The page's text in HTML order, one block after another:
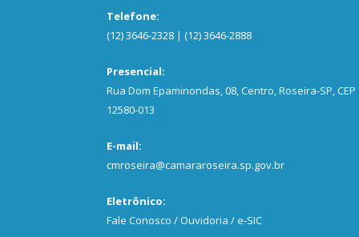
Telefone:
(12) 3646-2328 | (12) 3646-2888
Presencial:
Rua Dom Epaminondas, 08, Centro, Roseira-SP, CEP
12580-013
E-mail:
cmroseira@camararoseira.sp.gov.br
Eletrônico:
Fale Conosco / Ouvidoria / e-SIC